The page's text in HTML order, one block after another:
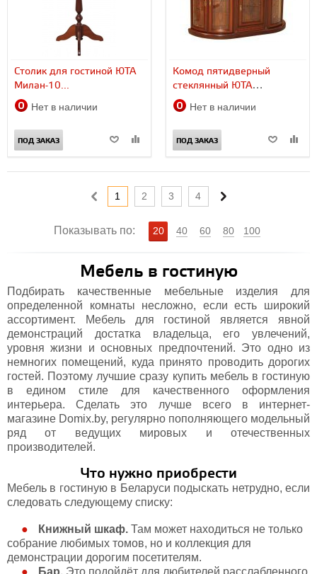
Столик для гостиной ЮТА
Милан-10...
Нет в наличии
ПОД ЗАКАЗ
Комод пятидверный
стеклянный ЮТА
Милан-8...
Нет в наличии
ПОД ЗАКАЗ
1 2 3 4
Показывать по: 20 40 60 80 100
Мебель в гостиную
Подбирать качественные мебельные изделия для
определенной комнаты несложно, если есть широкий
ассортимент. Мебель для гостиной является явной
демонстраций достатка владельца, его увлечений,
уровня жизни и основных предпочтений. Это одно из
немногих помещений, куда принято проводить дорогих
гостей. Поэтому лучшие сразу купить мебель в гостиную
в едином стиле для качественного оформления
интерьера. Сделать это лучше всего в интернет-
магазине Domix.by, регулярно пополняющего модельный
ряд от ведущих мировых и отечественных
производителей.
Что нужно приобрести
Мебель в гостиную в Беларуси подыскать нетрудно, если
следовать следующему списку:
Книжный шкаф. Там может находиться не только
собрание любимых томов, но и коллекция для
демонстрации дорогим посетителям.
Бар. Это подойдёт для любителей расслабленного